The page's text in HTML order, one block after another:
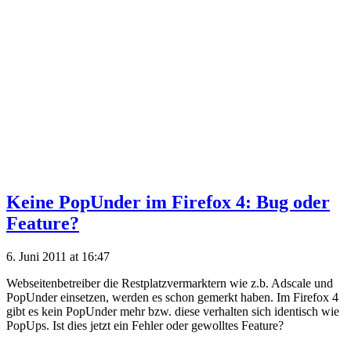
Keine PopUnder im Firefox 4: Bug oder
Feature?
6. Juni 2011 at 16:47
Webseitenbetreiber die Restplatzvermarktern wie z.b. Adscale und
PopUnder einsetzen, werden es schon gemerkt haben. Im Firefox 4
gibt es kein PopUnder mehr bzw. diese verhalten sich identisch wie
PopUps. Ist dies jetzt ein Fehler oder gewolltes Feature?